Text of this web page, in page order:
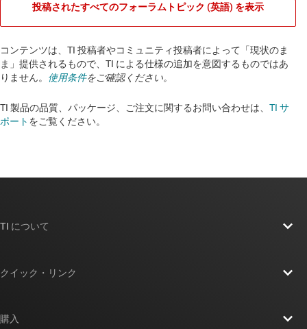
投稿されたすべてのフォーラムトピック (英語) を表示
コンテンツは、TI 投稿者やコミュニティ投稿者によって「現状のま
ま」提供されるもので、TI による仕様の追加を意図するものではあ
りません。 使用条件をご確認ください。
TI 製品の品質、パッケージ、ご注文に関するお問い合わせは、 TI サ
ポート をご覧ください。​​​​​​​​​​​​​​
TI について
クイック・リンク
購入